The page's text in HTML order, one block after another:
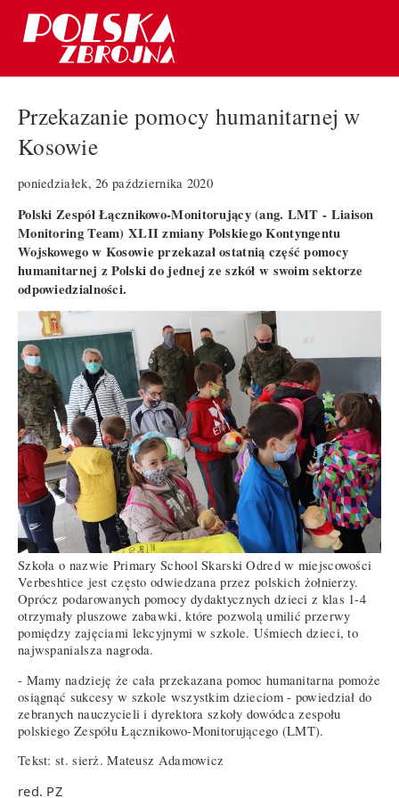
Przekazanie pomocy humanitarnej w
Kosowie
poniedziałek, 26 października 2020
Polski Zespół Łącznikowo-Monitorujący (ang. LMT - Liaison
Monitoring Team) XLII zmiany Polskiego Kontyngentu
Wojskowego w Kosowie przekazał ostatnią część pomocy
humanitarnej z Polski do jednej ze szkół w swoim sektorze
odpowiedzialności.
Szkoła o nazwie Primary School Skarski Odred w miejscowości
Verbeshtice jest często odwiedzana przez polskich żołnierzy.
Oprócz podarowanych pomocy dydaktycznych dzieci z klas 1-4
otrzymały pluszowe zabawki, które pozwolą umilić przerwy
pomiędzy zajęciami lekcyjnymi w szkole. Uśmiech dzieci, to
najwspanialsza nagroda.
- Mamy nadzieję że cała przekazana pomoc humanitarna pomoże
osiągnąć sukcesy w szkole wszystkim dzieciom - powiedział do
zebranych nauczycieli i dyrektora szkoły dowódca zespołu
polskiego Zespółu Łącznikowo-Monitorującego (LMT).
Tekst: st. sierż. Mateusz Adamowicz
red. PZ